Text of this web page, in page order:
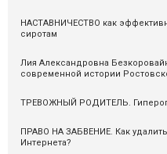
НАСТАВНИЧЕСТВО как
сиротам
Лия Александровна
современной истории
ТРЕВОЖНЫЙ РОДИТЕЛЬ.
ПРАВО НА ЗАБВЕНИЕ. Как
Интернета?